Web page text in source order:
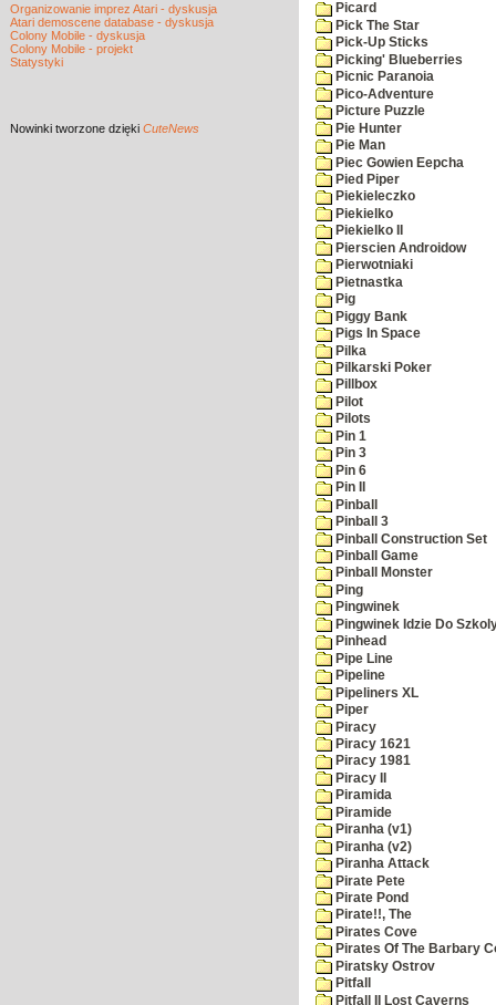
Organizowanie imprez Atari - dyskusja
Atari demoscene database - dyskusja
Colony Mobile - dyskusja
Colony Mobile - projekt
Statystyki
Nowinki tworzone dzięki CuteNews
Picard
Pick The Star
Pick-Up Sticks
Picking' Blueberries
Picnic Paranoia
Pico-Adventure
Picture Puzzle
Pie Hunter
Pie Man
Piec Gowien Eepcha
Pied Piper
Piekieleczko
Piekielko
Piekielko II
Pierscien Androidow
Pierwotniaki
Pietnastka
Pig
Piggy Bank
Pigs In Space
Pilka
Pilkarski Poker
Pillbox
Pilot
Pilots
Pin 1
Pin 3
Pin 6
Pin II
Pinball
Pinball 3
Pinball Construction Set
Pinball Game
Pinball Monster
Ping
Pingwinek
Pingwinek Idzie Do
Pinhead
Pipe Line
Pipeline
Pipeliners XL
Piper
Piracy
Piracy 1621
Piracy 1981
Piracy II
Piramida
Piramide
Piranha (v1)
Piranha (v2)
Piranha Attack
Pirate Pete
Pirate Pond
Pirate!!, The
Pirates Cove
Pirates Of The Barbary
Piratsky Ostrov
Pitfall
Pitfall II Lost Caverns